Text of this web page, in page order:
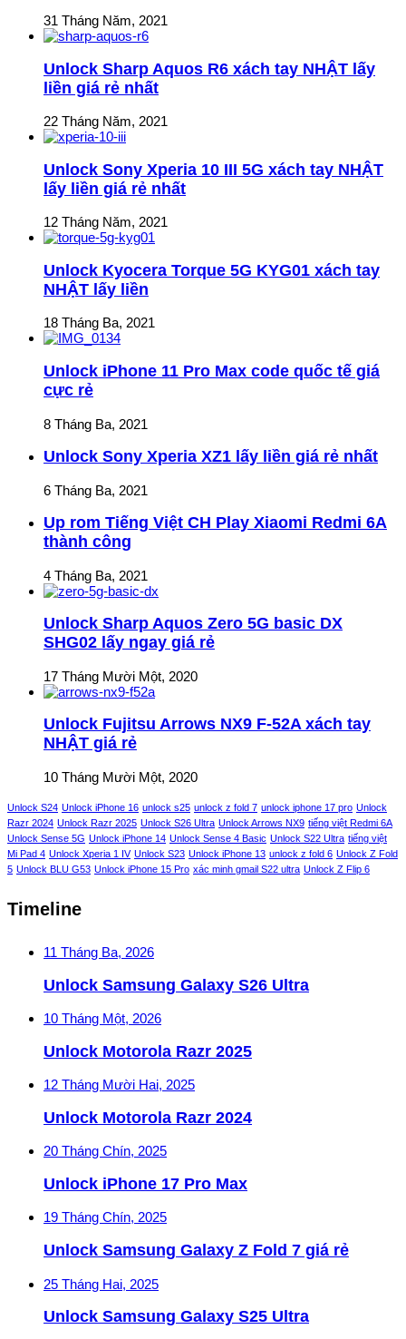
31 Tháng Năm, 2021
Unlock Sharp Aquos R6 xách tay NHẬT lấy
liền giá rẻ nhất
22 Tháng Năm, 2021
Unlock Sony Xperia 10 III 5G xách tay NHẬT
lấy liền giá rẻ nhất
12 Tháng Năm, 2021
Unlock Kyocera Torque 5G KYG01 xách tay
NHẬT lấy liền
18 Tháng Ba, 2021
Unlock iPhone 11 Pro Max code quốc tế giá
cực rẻ
8 Tháng Ba, 2021
Unlock Sony Xperia XZ1 lấy liền giá rẻ nhất
6 Tháng Ba, 2021
Up rom Tiếng Việt CH Play Xiaomi Redmi 6A
thành công
4 Tháng Ba, 2021
Unlock Sharp Aquos Zero 5G basic DX
SHG02 lấy ngay giá rẻ
17 Tháng Mười Một, 2020
Unlock Fujitsu Arrows NX9 F-52A xách tay
NHẬT giá rẻ
10 Tháng Mười Một, 2020
Unlock S24 Unlock iPhone 16 unlock s25 unlock z fold 7 unlock iphone 17 pro Unlock
Razr 2024 Unlock Razr 2025 Unlock S26 Ultra Unlock Arrows NX9 tiếng việt Redmi 6A
Unlock Sense 5G Unlock iPhone 14 Unlock Sense 4 Basic Unlock S22 Ultra tiếng việt
Mi Pad 4 Unlock Xperia 1 IV Unlock S23 Unlock iPhone 13 unlock z fold 6 Unlock Z Fold
5 Unlock BLU G53 Unlock iPhone 15 Pro xác minh gmail S22 ultra Unlock Z Flip 6
Timeline
11 Tháng Ba, 2026
Unlock Samsung Galaxy S26 Ultra
10 Tháng Một, 2026
Unlock Motorola Razr 2025
12 Tháng Mười Hai, 2025
Unlock Motorola Razr 2024
20 Tháng Chín, 2025
Unlock iPhone 17 Pro Max
19 Tháng Chín, 2025
Unlock Samsung Galaxy Z Fold 7 giá rẻ
25 Tháng Hai, 2025
Unlock Samsung Galaxy S25 Ultra